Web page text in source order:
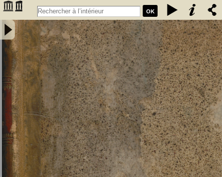
OK
Manuel du pilote de la mer Méditerranée, ou description des côtes
d'Espagne, de France, d'Italie et d'Afrique dans la Méditerranée
depuis le détroit de Gibraltar jusqu'au cap Bon pour l'Afrique, et
jusqu'en dehors du détroit de Messine pour l'Europe. Traduit pour la
côte d'Espagne et la partie correspondante de la Côte de Barbarie,
du Derrotero ou Routier espagnol de Tofino; Rédigé pour le reste par
L.-S. Baudin, lieutenant de vaisseau, chevalier de Saint-Louis... -
Baudin, Louis Stanislas (1788-1870). Auteur